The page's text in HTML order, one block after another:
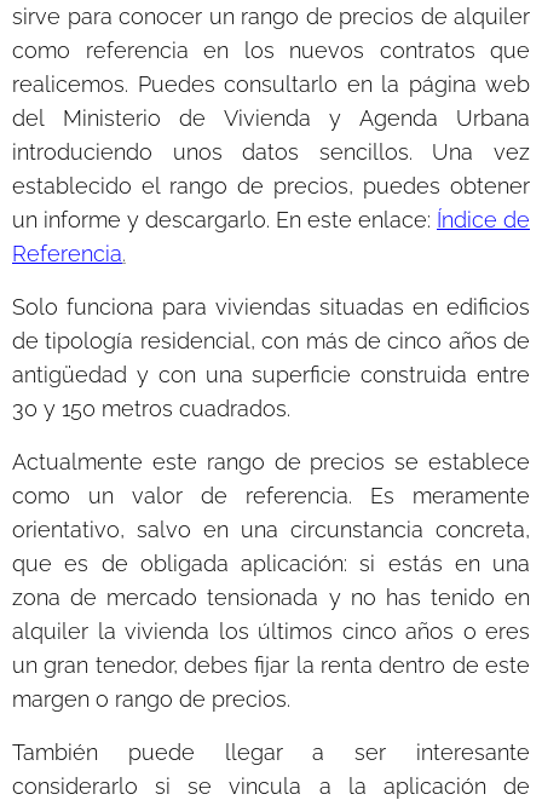
sirve para conocer un rango de precios de alquiler
como referencia en los nuevos contratos que
realicemos. Puedes consultarlo en la página web
del Ministerio de Vivienda y Agenda Urbana
introduciendo unos datos sencillos. Una vez
establecido el rango de precios, puedes obtener
un informe y descargarlo. En este enlace: Índice de
Referencia.
Solo funciona para viviendas situadas en edificios
de tipología residencial, con más de cinco años de
antigüedad y con una superficie construida entre
30 y 150 metros cuadrados.
Actualmente este rango de precios se establece
como un valor de referencia. Es meramente
orientativo, salvo en una circunstancia concreta,
que es de obligada aplicación: si estás en una
zona de mercado tensionada y no has tenido en
alquiler la vivienda los últimos cinco años o eres
un gran tenedor, debes fijar la renta dentro de este
margen o rango de precios.
También puede llegar a ser interesante
considerarlo si se vincula a la aplicación de